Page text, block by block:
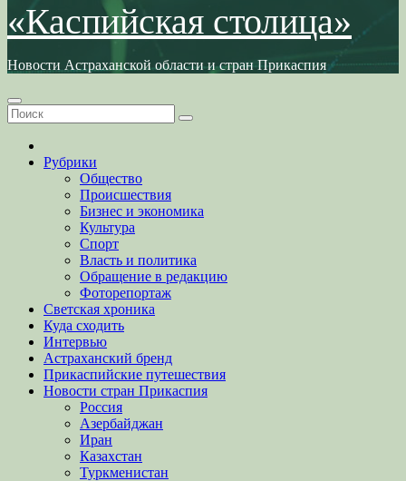
«Каспийская столица»
Новости Астраханской области и стран Прикаспия
Рубрики
Общество
Происшествия
Бизнес и экономика
Культура
Спорт
Власть и политика
Обращение в редакцию
Фоторепортаж
Светская хроника
Куда сходить
Интервью
Астраханский бренд
Прикаспийские путешествия
Новости стран Прикаспия
Россия
Азербайджан
Иран
Казахстан
Туркменистан